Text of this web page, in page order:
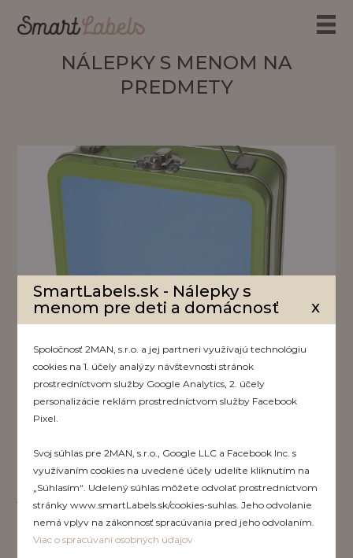
SmartLabels.sk - Nálepky s
menom pre deti a domácnosť
x
Spoločnosť 2MAN, s.r.o. a jej partneri využívajú technológiu
cookies na 1. účely analýzy návštevnosti stránok
prostredníctvom služby Google Analytics, 2. účely
personalizácie reklám prostredníctvom služby Facebook
Pixel.
Svoj súhlas pre 2MAN, s.r.o., Google LLC a Facebook Inc. s
využívaním cookies na uvedené účely udelíte kliknutím na
„Súhlasím“. Udelený súhlas môžete odvolať prostredníctvom
stránky www.smartLabels.sk/cookies-suhlas. Jeho odvolanie
nemá vplyv na zákonnosť spracúvania pred jeho odvolaním.
Viac o spracúvaní osobných údajov
NÁLEPKY S MENOM NA
PREDMETY
Srdiečkové nálepky
A nezabúdame ani na našich najmenších. Aby mali
jednoduchší štart do nového dňa, označte im ich
potešia, keď na svojej fľaštičke, desiatovom boxíku